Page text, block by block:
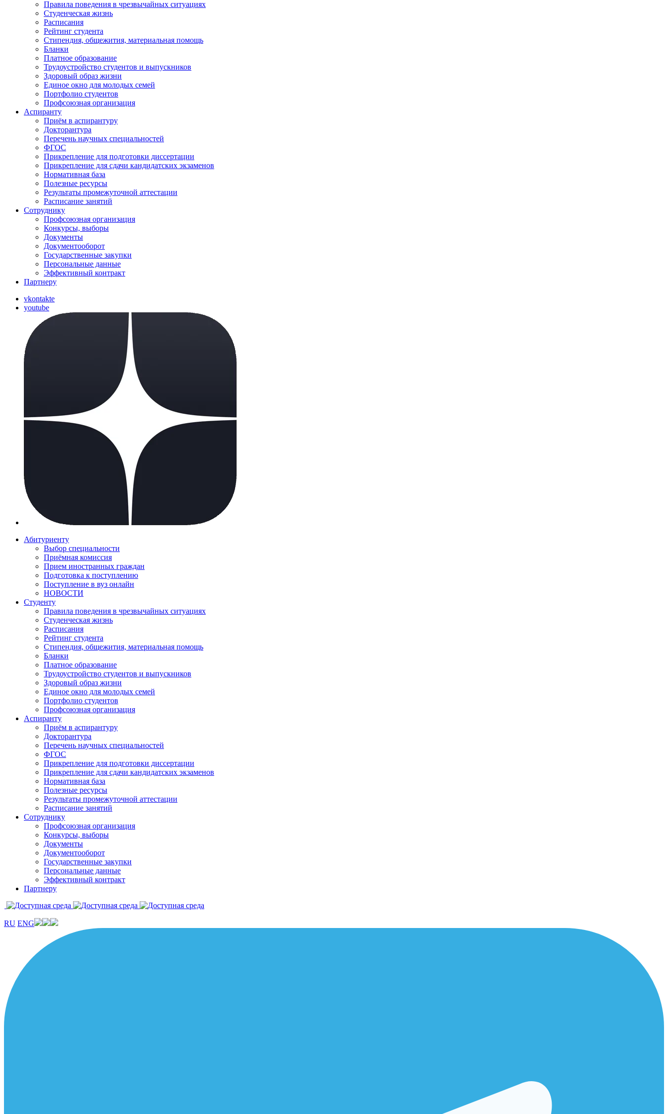
Правила поведения в чрезвычайных ситуациях
Студенческая жизнь
Расписания
Рейтинг студента
Стипендия, общежития, материальная помощь
Бланки
Платное образование
Трудоустройство студентов и выпускников
Здоровый образ жизни
Единое окно для молодых семей
Портфолио студентов
Профсоюзная организация
Аспиранту
Приём в аспирантуру
Докторантура
Перечень научных специальностей
ФГОС
Прикрепление для подготовки диссертации
Прикрепление для сдачи кандидатских экзаменов
Нормативная база
Полезные ресурсы
Результаты промежуточной аттестации
Расписание занятий
Сотруднику
Профсоюзная организация
Конкурсы, выборы
Документы
Документооборот
Государственные закупки
Персональные данные
Эффективный контракт
Партнеру
vkontakte
youtube
Абитуриенту
Выбор специальности
Приёмная комиссия
Прием иностранных граждан
Подготовка к поступлению
Поступление в вуз онлайн
НОВОСТИ
Студенту
Правила поведения в чрезвычайных ситуациях
Студенческая жизнь
Расписания
Рейтинг студента
Стипендия, общежития, материальная помощь
Бланки
Платное образование
Трудоустройство студентов и выпускников
Здоровый образ жизни
Единое окно для молодых семей
Портфолио студентов
Профсоюзная организация
Аспиранту
Приём в аспирантуру
Докторантура
Перечень научных специальностей
ФГОС
Прикрепление для подготовки диссертации
Прикрепление для сдачи кандидатских экзаменов
Нормативная база
Полезные ресурсы
Результаты промежуточной аттестации
Расписание занятий
Сотруднику
Профсоюзная организация
Конкурсы, выборы
Документы
Документооборот
Государственные закупки
Персональные данные
Эффективный контракт
Партнеру
RU ENG